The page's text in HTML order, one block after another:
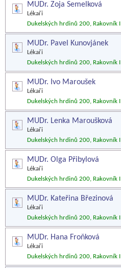
MUDr. Zoja Semelková
Lékaři
Dukelských hrdinů 200, Rakovník I
MUDr. Pavel Kunovjánek
Lékaři
Dukelských hrdinů 200, Rakovník I
MUDr. Ivo Maroušek
Lékaři
Dukelských hrdinů 200, Rakovník I
MUDr. Lenka Maroušková
Lékaři
Dukelských hrdinů 200, Rakovník I
MUDr. Olga Přibylová
Lékaři
Dukelských hrdinů 200, Rakovník I
MUDr. Kateřina Březinová
Lékaři
Dukelských hrdinů 200, Rakovník I
MUDr. Hana Froňková
Lékaři
Dukelských hrdinů 200, Rakovník I